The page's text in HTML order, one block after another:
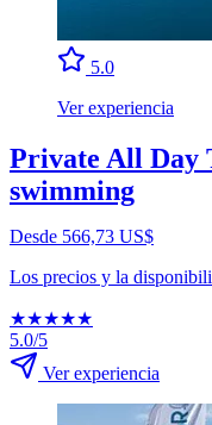
5.0
Ver experiencia
Private All Day
swimming
Desde 566,73 US$
Los precios y la
★★★★★
5.0/5
Ver experiencia